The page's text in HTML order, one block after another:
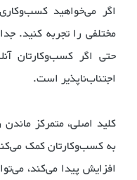
اگر می‌خواهید کسب‌و‌کاری
مختلفی را تجربه کنید.
حتی اگر کسب‌وکارتان
اجتناب‌ناپذیر است.
کلید اصلی، متمرکز
به کسب‌وکارتان کمک
افزایش پیدا می‌کند،